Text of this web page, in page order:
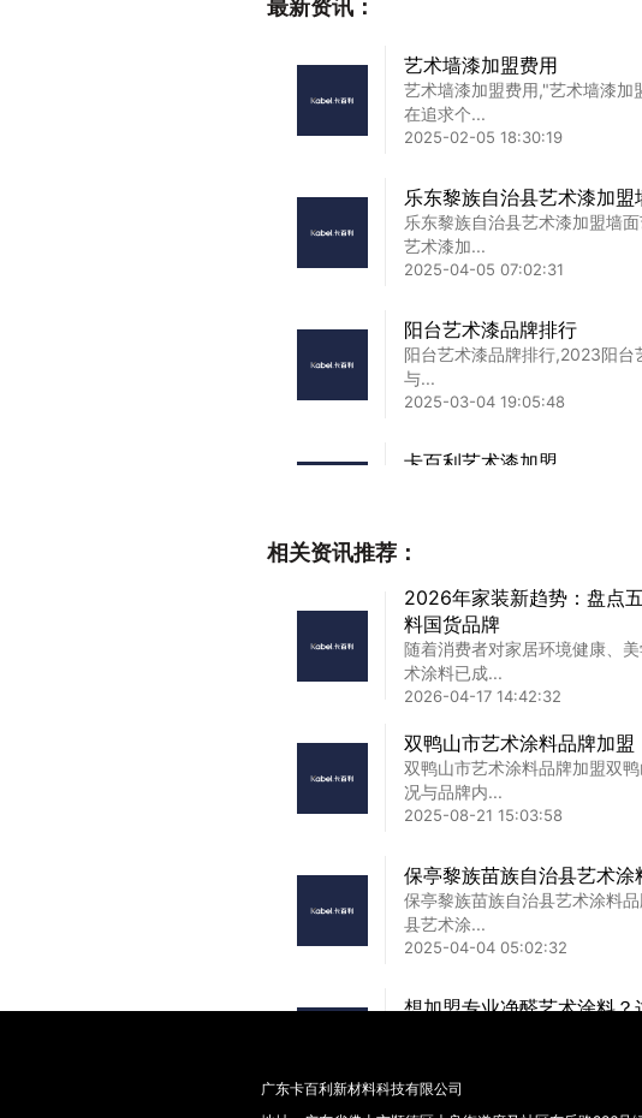
最新资讯：
艺术墙漆加盟费用
艺术墙漆加盟费用,"艺术墙漆
在追求个...
2025-02-05 18:30:19
乐东黎族自治县艺术漆加盟
乐东黎族自治县艺术漆加盟墙
艺术漆加...
2025-04-05 07:02:31
阳台艺术漆品牌排行
阳台艺术漆品牌排行,2023阳
与...
2025-03-04 19:05:48
卡百利艺术漆加盟
山东品牌艺术漆价格
山东品牌艺术漆价格,2023山东
与每平...
2025-03-04 20:00:08
金钻彩艺术漆品牌,金钻彩艺术
追求家居...
2025-02-09 17:44:02
相关资讯推荐：
2026年家装新趋势：盘点
料国货品牌
随着消费者对家居环境健康、
术涂料已成...
2026-04-17 14:42:32
双鸭山市艺术涂料品牌加盟
双鸭山市艺术涂料品牌加盟双
况与品牌内...
2025-08-21 15:03:58
保亭黎族苗族自治县艺术涂
保亭黎族苗族自治县艺术涂料
县艺术涂...
2025-04-04 05:02:32
想加盟专业净醛艺术涂料
2026-04-27 14:34:38
广东卡百利新材料科技有限公司